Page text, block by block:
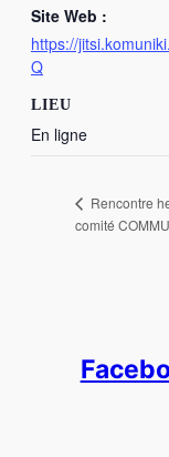
Site Web :
https://
Q
LIEU
En ligne
Rencontre
comité